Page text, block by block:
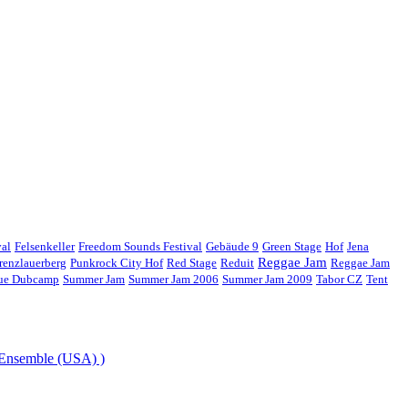
Felsenkeller Freedom Sounds Festival Gebäude 9 Green Stage Hof Jena
Punkrock City Hof Red Stage Reduit Reggae Jam Reggae Jam
Dubcamp Summer Jam Summer Jam 2006 Summer Jam 2009 Tabor CZ Tent
(USA) )